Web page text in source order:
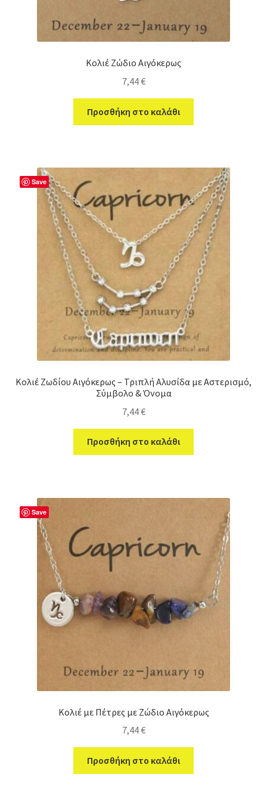
Κολιέ Ζώδιο Αιγόκερως
7,44€
Προσθήκη στο καλάθι
Save
Κολιέ Ζωδίου Αιγόκερως – Τριπλή Αλυσίδα με Αστερισμό,
Σύμβολο & Όνομα
7,44€
Προσθήκη στο καλάθι
Save
Κολιέ με Πέτρες με Ζώδιο Αιγόκερως
7,44€
Προσθήκη στο καλάθι